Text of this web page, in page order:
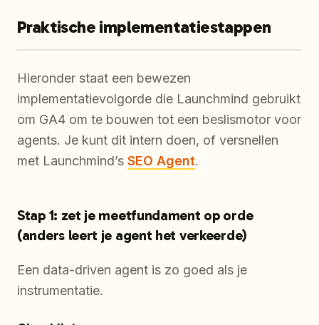
Praktische implementatiestappen
Hieronder staat een bewezen
implementatievolgorde die Launchmind gebruikt
om GA4 om te bouwen tot een beslismotor voor
agents. Je kunt dit intern doen, of versnellen
met Launchmind’s SEO Agent.
Stap 1: zet je meetfundament op orde
(anders leert je agent het verkeerde)
Een data-driven agent is zo goed als je
instrumentatie.